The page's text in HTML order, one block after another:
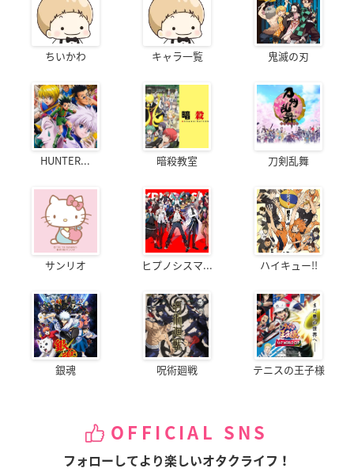
ちいかわ キャラ一覧 鬼滅の刃
HUNTER... 暗殺教室 刀剣乱舞
サンリオ ヒプノシスマ... ハイキュー!!
銀魂 呪術廻戦 テニスの王子様
OFFICIAL SNS
フォローしてより楽しいオタクライフ！